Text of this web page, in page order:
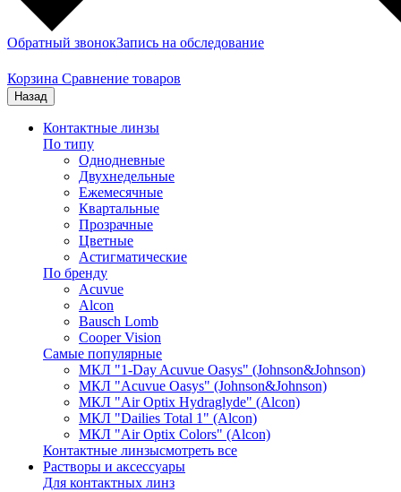
Обратный звонокЗапись на обследование
Корзина Сравнение товаров
Назад
Контактные линзы
По типу
Однодневные
Двухнедельные
Ежемесячные
Квартальные
Прозрачные
Цветные
Астигматические
По бренду
Acuvue
Alcon
Bausch Lomb
Cooper Vision
Самые популярные
МКЛ "1-Day Acuvue Oasys" (Johnson&Johnson)
МКЛ "Acuvue Oasys" (Johnson&Johnson)
МКЛ "Air Optix Hydraglyde" (Alcon)
МКЛ "Dailies Total 1" (Alcon)
МКЛ "Air Optix Colors" (Alcon)
Контактные линзысмотреть все
Растворы и аксессуары
Для контактных линз